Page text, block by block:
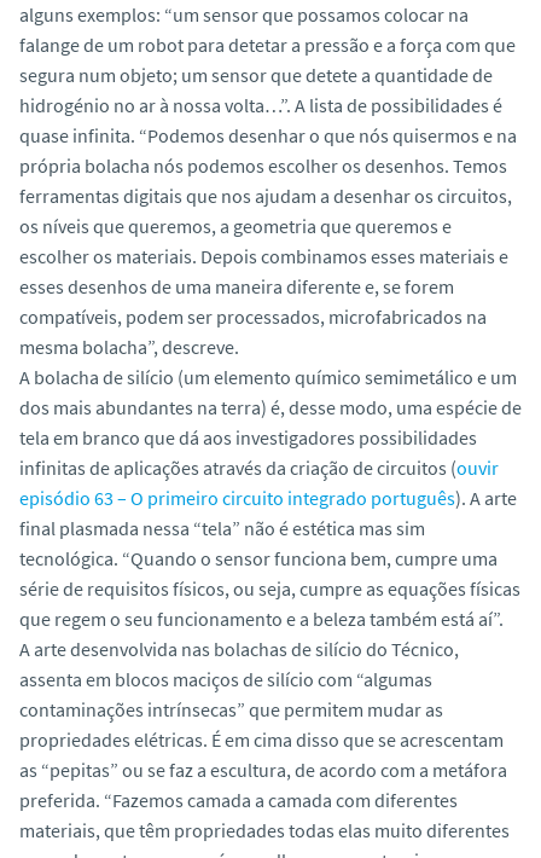
alguns exemplos: “um sensor que possamos colocar na
falange de um robot para detetar a pressão e a força com que
segura num objeto; um sensor que detete a quantidade de
hidrogénio no ar à nossa volta…”. A lista de possibilidades é
quase infinita. “Podemos desenhar o que nós quisermos e na
própria bolacha nós podemos escolher os desenhos. Temos
ferramentas digitais que nos ajudam a desenhar os circuitos,
os níveis que queremos, a geometria que queremos e
escolher os materiais. Depois combinamos esses materiais e
esses desenhos de uma maneira diferente e, se forem
compatíveis, podem ser processados, microfabricados na
mesma bolacha”, descreve.
A bolacha de silício (um elemento químico semimetálico e um
dos mais abundantes na terra) é, desse modo, uma espécie de
tela em branco que dá aos investigadores possibilidades
infinitas de aplicações através da criação de circuitos (ouvir
episódio 63 – O primeiro circuito integrado português). A arte
final plasmada nessa “tela” não é estética mas sim
tecnológica. “Quando o sensor funciona bem, cumpre uma
série de requisitos físicos, ou seja, cumpre as equações físicas
que regem o seu funcionamento e a beleza também está aí”.
A arte desenvolvida nas bolachas de silício do Técnico,
assenta em blocos maciços de silício com “algumas
contaminações intrínsecas” que permitem mudar as
propriedades elétricas. É em cima disso que se acrescentam
as “pepitas” ou se faz a escultura, de acordo com a metáfora
preferida. “Fazemos camada a camada com diferentes
materiais, que têm propriedades todas elas muito diferentes